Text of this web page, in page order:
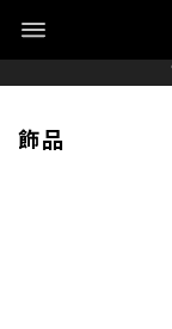
飾品